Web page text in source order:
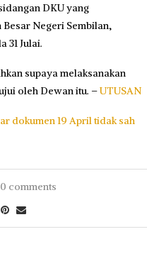
DKU yang
Negeri Sembilan,
31 Julai.
supaya melaksanakan
oleh Dewan itu. –UTUSAN
dokumen 19 April tidak sah
0 comments